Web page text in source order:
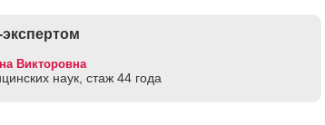
Викторовна
наук, стаж 44 годa